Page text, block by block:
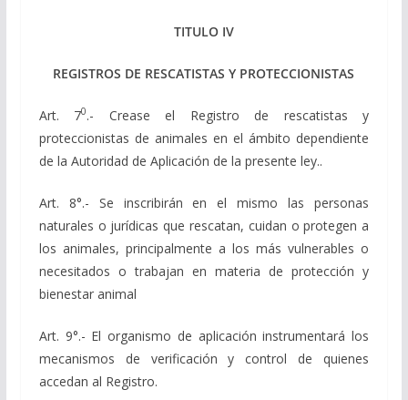
TITULO IV
REGISTROS DE RESCATISTAS Y PROTECCIONISTAS
Art. 70.- Crease el Registro de rescatistas y
proteccionistas de animales en el ámbito dependiente
de la Autoridad de Aplicación de la presente ley..
Art. 8°.- Se inscribirán en el mismo las personas
naturales o jurídicas que rescatan, cuidan o protegen a
los animales, principalmente a los más vulnerables o
necesitados o trabajan en materia de protección y
bienestar animal
Art. 9°.- El organismo de aplicación instrumentará los
mecanismos de verificación y control de quienes
accedan al Registro.